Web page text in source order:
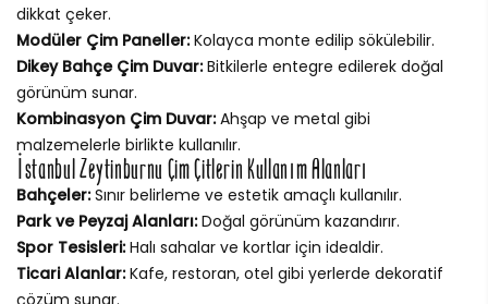
dikkat çeker.
Modüler Çim Paneller:Kolayca monte edilip sökülebilir.
Dikey Bahçe Çim Duvar:Bitkilerle entegre edilerek doğal
görünüm sunar.
Kombinasyon Çim Duvar:Ahşap ve metal gibi
malzemelerle birlikte kullanılır.
İstanbul Zeytinburnu Çim Çitlerin Kullanım Alanları
Bahçeler:Sınır belirleme ve estetik amaçlı kullanılır.
Park ve Peyzaj Alanları:Doğal görünüm kazandırır.
Spor Tesisleri:Halı sahalar ve kortlar için idealdir.
Ticari Alanlar:Kafe, restoran, otel gibi yerlerde dekoratif
çözüm sunar.